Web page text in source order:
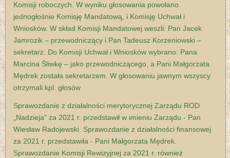
Komisji roboczych. W wyniku głosowania powołano
jednogłośnie Komisję Mandatową, i Komisję Uchwał i
Wniosków. W skład Komisji Mandatowej weszli: Pan Jacek
Jamrozik – przewodniczący i Pan Tadeusz Korzeniowski –
sekretarz. Do Komisji Uchwał i Wniosków wybrano: Pana
Marcina Śliwkę – jako przewodniczącego, a Pani Małgorzata
Mędrek została sekretarzem. W głosowaniu jawnym wszyscy
otrzymali kpl. głosów
Sprawozdanie z działalności merytorycznej Zarządu ROD
„Nadzieja” za 2021 r. przedstawił w imieniu Zarządu - Pan
Wiesław Radojewski. Sprawozdanie z działalności finansowej
za 2021 r. przedstawiła - Pani Małgorzata Mędrek.
Sprawozdanie Komisji Rewizyjnej za 2021 r. również